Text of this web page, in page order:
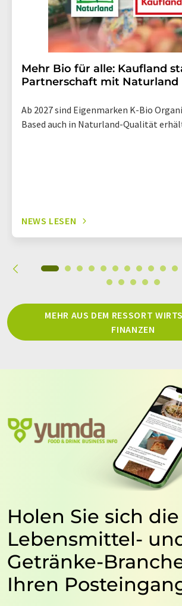
Mehr Bio für alle: Kaufland
Partnerschaft mit Naturland
Ab 2027 sind Eigenmarken K-Bio
Based auch in Naturland-Qualität
NEWS LESEN
MEHR AUS DEM RESSORT
FINANZEN
Holen Sie sich die
Lebensmittel-
Getränke-
Ihren